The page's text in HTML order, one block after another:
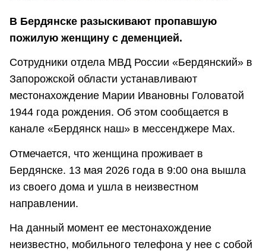
В Бердянске разыскивают пропавшую
пожилую женщину с деменцией.
Сотрудники отдела МВД России «Бердянский» в
Запорожской области устанавливают
местонахождение Марии Ивановны Головатой
1944 года рождения. Об этом сообщается в
канале «Бердянск наш» в мессенджере Max.
Отмечается, что женщина проживает в
Бердянске. 13 мая 2026 года в 9:00 она вышла
из своего дома и ушла в неизвестном
направлении.
На данный момент ее местонахождение
неизвестно, мобильного телефона у нее с собой